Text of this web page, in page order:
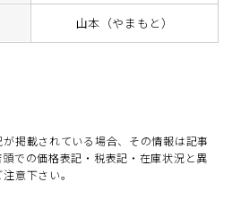
山本（やまもと）
掲載されている場合、その情報は記事
での価格表記・税表記・在庫状況と異
意下さい。